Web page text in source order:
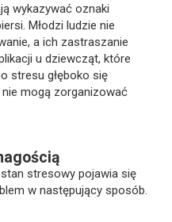
wykazywać oznaki
Młodzi ludzie nie
a ich zastraszanie
u dziewcząt, które
stresu głęboko się
mogą zorganizować
stresowy pojawia się
w następujący sposób.